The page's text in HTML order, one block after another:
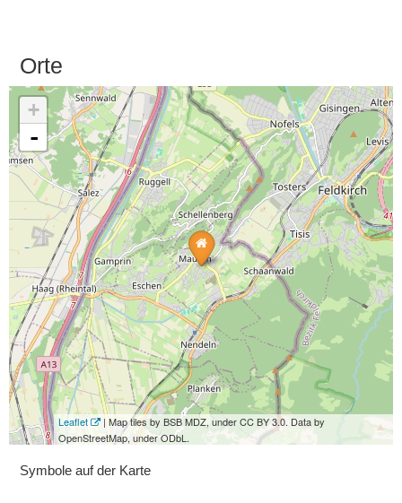
Orte
+
-
Leaflet
| Map tiles by BSB MDZ, under CC BY 3.0. Data by
OpenStreetMap, under ODbL.
Symbole auf der Karte